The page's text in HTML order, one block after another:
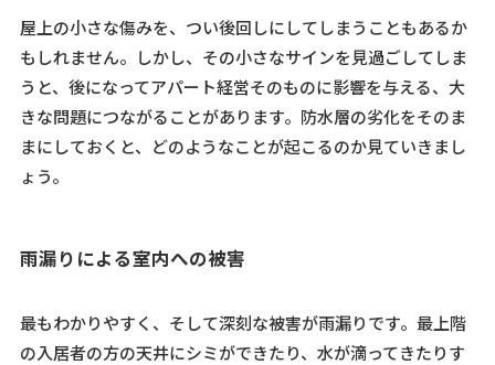
屋上の小さな傷みを、つい後回しにしてしまうこともあるか
もしれません。しかし、その小さなサインを見過ごしてしま
うと、後になってアパート経営そのものに影響を与える、大
きな問題につながることがあります。防水層の劣化をそのま
まにしておくと、どのようなことが起こるのか見ていきまし
ょう。
雨漏りによる室内への被害
最もわかりやすく、そして深刻な被害が雨漏りです。最上階
の入居者の方の天井にシミができたり、水が滴ってきたりす